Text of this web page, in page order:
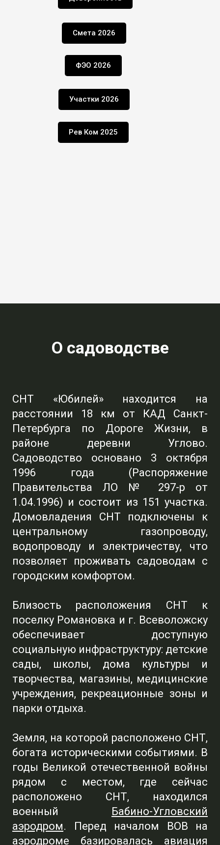
Рев Ком 2025
Участки 2026
ФЭО 2026
Смета 2026
О садоводстве
СНТ «Юбилей» находится на
расстоянии 18 км от КАД Санкт-
Петербурга по Дороге Жизни, в
районе деревни Углово.
Садоводство основано 3 октября
1996 года (Распоряжение
Правительства ЛО № 297-р от
1.04.1996) и состоит из 151 участка.
Домовладения СНТ подключены к
центральному газопроводу,
водопроводу и электричеству, что
позволяет проживать садоводам с
городским комфортом.
Близость расположения СНТ к
поселку Романовка и г. Всеволожску
обеспечивает доступную
социальную инфраструктуру: детские
сады, школы, дома культуры и
творчества, магазины, медицинские
учреждения, рекреационные зоны и
парки отдыха.
Земля, на которой расположено СНТ,
богата историческими событиями. В
годы Великой отечественной войны
рядом с местом, где сейчас
расположено СНТ, находился
военный Бабино-Угловский
аэродром. Перед началом ВОВ на
аэродроме базировалась авиация